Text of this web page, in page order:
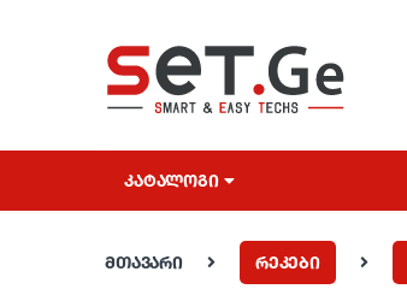
ᲙᲐᲢᲐᲚᲝᲒᲘ
მთავარი რეკები